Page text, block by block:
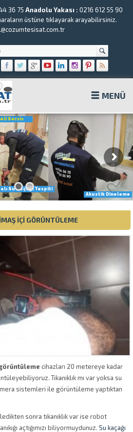
36 75 Anadolu Yakası : 0216 612 55 90
üstüne tıklayarak arayabilirsiniz.
MENÜ
Su Kaçağı Tespiti
Akustik Dineleme
Servis
IÇI GÖRÜNTÜLEME
cihazları 20 metereye kadar
Tıkanıklık mı var yoksa su
sistemleri ile görüntüleme yaptıktan
sonra tıkanıklık var ise robot
açtığımızı biliyormuydunuz. Su kaçağı